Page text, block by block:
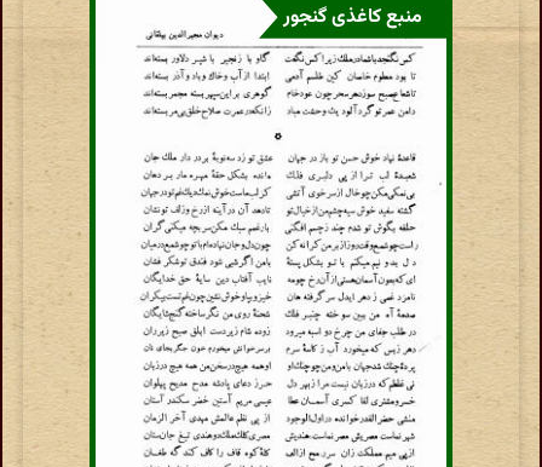
منبع کاغذی گنجور